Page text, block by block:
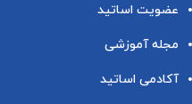
عضویت اساتید
مجله آموزشی
آکادمی اساتید